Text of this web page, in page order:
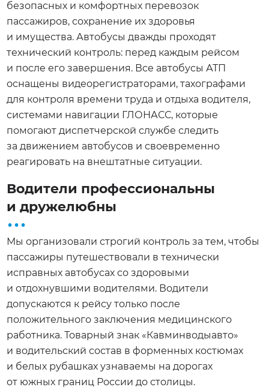
безопасных и комфортных перевозок
пассажиров, сохранение их здоровья
и имущества. Автобусы дважды проходят
технический контроль: перед каждым рейсом
и после его завершения. Все автобусы АТП
оснащены видеорегистраторами, тахографами
для контроля времени труда и отдыха водителя,
системами навигации ГЛОНАСС, которые
помогают диспетчерской службе следить
за движением автобусов и своевременно
реагировать на внештатные ситуации.
Водители профессиональны
и дружелюбны
...
Мы организовали строгий контроль за тем, чтобы
пассажиры путешествовали в технически
исправных автобусах со здоровыми
и отдохнувшими водителями. Водители
допускаются к рейсу только после
положительного заключения медицинского
работника. Товарный знак «Кавминводыавто»
и водительский состав в форменных костюмах
и белых рубашках узнаваемы на дорогах
от южных границ России до столицы.